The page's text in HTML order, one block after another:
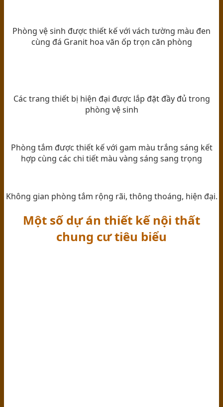
Phòng vệ sinh được thiết kế với vách tường màu đen
cùng đá Granit hoa văn ốp trọn căn phòng
Các trang thiết bị hiện đại được lắp đặt đầy đủ trong
phòng vệ sinh
Phòng tắm được thiết kế với gam màu trắng sáng kết
hợp cùng các chi tiết màu vàng sáng sang trọng
Không gian phòng tắm rộng rãi, thông thoáng, hiện đại.
Một số dự án thiết kế nội thất
chung cư tiêu biểu